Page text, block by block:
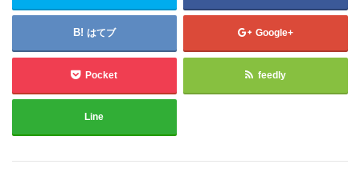
はてブ Google+
Pocket feedly
Line